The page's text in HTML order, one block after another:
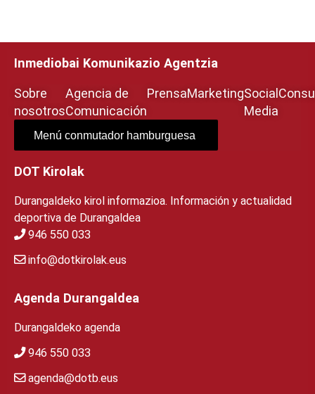
Inmediobai Komunikazio Agentzia
Sobre
nosotros
Agencia de
Comunicación
PrensaMarketingSocial
Media
Menú conmutador hamburguesa
DOT Kirolak
Durangaldeko kirol informazioa. Información y actualidad
deportiva de Durangaldea
946 550 033
info@dotkirolak.eus
Agenda Durangaldea
Durangaldeko agenda
946 550 033
agenda@dotb.eus